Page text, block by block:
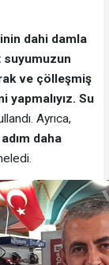
dahi damla
ve çölleşmiş
yapmalıyız. Su
Ayrıca,
daha